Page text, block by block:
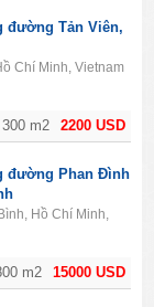
2200 USD
300 m2
đường Tản Viên,
Chí Minh, Vietnam
15000 USD
m2
đường Phan Đình
Hồ Chí Minh,